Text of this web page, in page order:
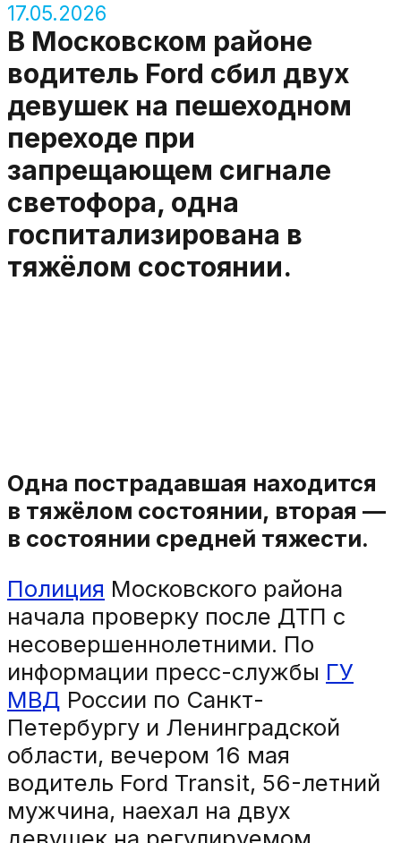
17.05.2026
В Московском районе
водитель Ford сбил двух
девушек на пешеходном
переходе при
запрещающем сигнале
светофора, одна
госпитализирована в
тяжёлом состоянии.
Одна пострадавшая находится
в тяжёлом состоянии, вторая —
в состоянии средней тяжести.
Полиция Московского района
начала проверку после ДТП с
несовершеннолетними. По
информации пресс-службы ГУ
МВД России по Санкт-
Петербургу и Ленинградской
области, вечером 16 мая
водитель Ford Transit, 56-летний
мужчина, наехал на двух